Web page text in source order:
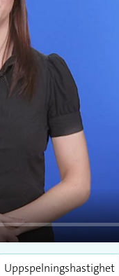
Play
Uppspelningshastighet